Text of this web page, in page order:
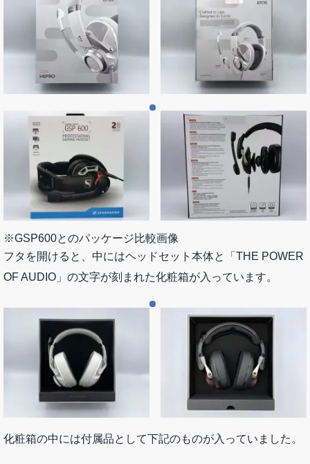
※GSP600とのパッケージ比較画像
フタを開けると、中にはヘッドセット本体と「THE POWER
OF AUDIO」の文字が刻まれた化粧箱が入っています。
化粧箱の中には付属品として下記のものが入っていました。